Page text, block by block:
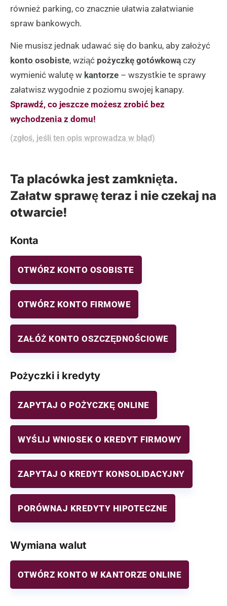
również parking, co znacznie ułatwia załatwianie
spraw bankowych.
Nie musisz jednak udawać się do banku, aby założyć
konto osobiste, wziąć pożyczkę gotówkowączy
wymienić walutę w kantorze – wszystkie te sprawy
załatwisz wygodnie z poziomu swojej kanapy.
Sprawdź, co jeszcze możesz zrobić bez
wychodzenia z domu!
(zgłoś, jeśli ten opis wprowadza w błąd)
Ta placówka jest zamknięta.
Załatw sprawę teraz i nie czekaj na
otwarcie!
Konta
OTWÓRZ KONTO OSOBISTE
OTWÓRZ KONTO FIRMOWE
ZAŁÓŻ KONTO OSZCZĘDNOŚCIOWE
Pożyczki i kredyty
ZAPYTAJ O POŻYCZKĘ ONLINE
WYŚLIJ WNIOSEK O KREDYT FIRMOWY
ZAPYTAJ O KREDYT KONSOLIDACYJNY
PORÓWNAJ KREDYTY HIPOTECZNE
Wymiana walut
OTWÓRZ KONTO W KANTORZE ONLINE